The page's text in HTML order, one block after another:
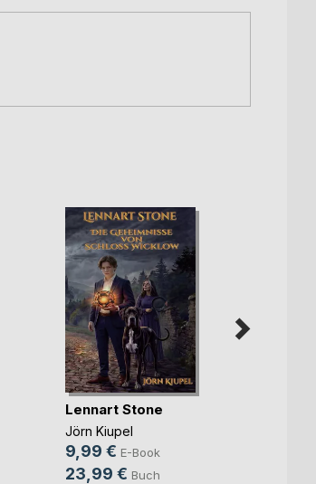
Lennart Stone
Jörn Kiupel
9,99 € E-Book
23,99 € Buch